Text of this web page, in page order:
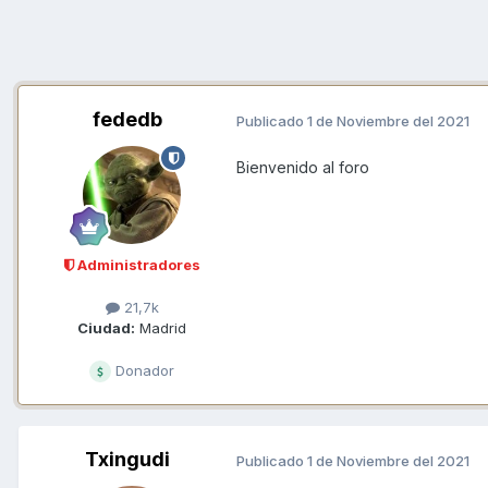
fededb
Administradores
21,7k
Ciudad: Madrid
Donador
Publicado 1 de Noviembre del 2021
Bienvenido al foro
Txingudi Publicado 1 de Noviembre del 2021